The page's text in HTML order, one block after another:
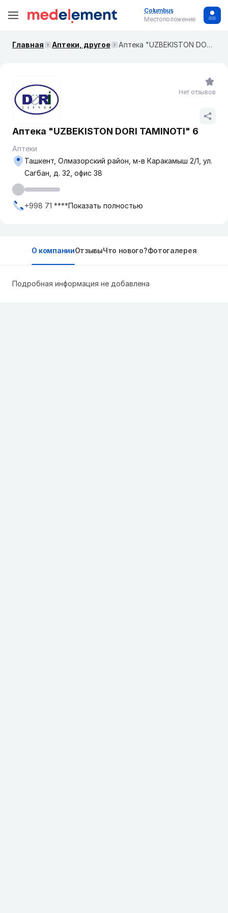
Columbus
Местоположение
Главная Аптеки, другое Аптека "UZBEKISTON DORI TAMINOTI" 6
Аптека "UZBEKISTON DORI TAMINOTI" 6
Аптеки
Ташкент, Олмазорский район, м-в Каракамыш 2/1, ул.
Сагбан, д. 32, офис 38
+998 71 ****Показать полностью
Нет отзывов
О компанииОтзывыЧто нового?Фотогалерея
Подробная информация не добавлена